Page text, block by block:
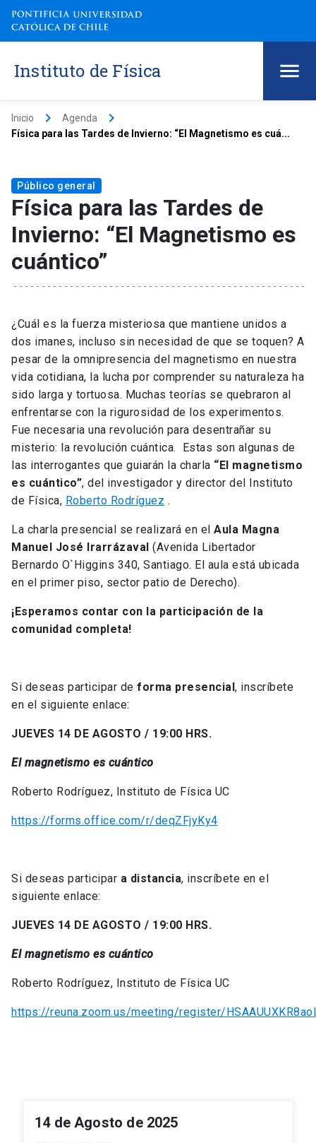
Instituto de Física
Inicio keyboard_arrow_right Agenda keyboard_arrow_right
Física para las Tardes de Invierno: “El Magnetismo es cuá...
Público general
Física para las Tardes de
Invierno: “El Magnetismo es
cuántico”
¿Cuál es la fuerza misteriosa que mantiene unidos a
dos imanes, incluso sin necesidad de que se toquen? A
pesar de la omnipresencia del magnetismo en nuestra
vida cotidiana, la lucha por comprender su naturaleza ha
sido larga y tortuosa. Muchas teorías se quebraron al
enfrentarse con la rigurosidad de los experimentos.
Fue necesaria una revolución para desentrañar su
misterio: la revolución cuántica. Estas son algunas de
las interrogantes que guiarán la charla “El magnetismo
es cuántico”, del investigador y director del Instituto
de Física, Roberto Rodríguez .
La charla presencial se realizará en el Aula Magna
Manuel José Irarrázaval (Avenida Libertador
Bernardo O`Higgins 340, Santiago. El aula está ubicada
en el primer piso, sector patio de Derecho).
¡Esperamos contar con la participación de la
comunidad completa!
Si deseas participar de forma presencial, inscríbete
en el siguiente enlace:
JUEVES 14 DE AGOSTO / 19:00 HRS.
El magnetismo es cuántico
Roberto Rodríguez, Instituto de Física UC
https://forms.office.com/r/deqZFjyKy4
Si deseas participar a distancia, inscríbete en el
siguiente enlace:
JUEVES 14 DE AGOSTO / 19:00 HRS.
El magnetismo es cuántico
Roberto Rodríguez, Instituto de Física UC
https://reuna.zoom.us/meeting/register/
14 de Agosto de 2025